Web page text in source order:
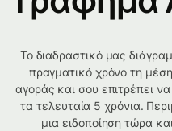
Το διαδραστικό μας
πραγματικό χρόνο τη
αγοράς και σου επιτρέπει
τα τελευταία 5 χρόνια.
μια ειδοποίηση τώρα